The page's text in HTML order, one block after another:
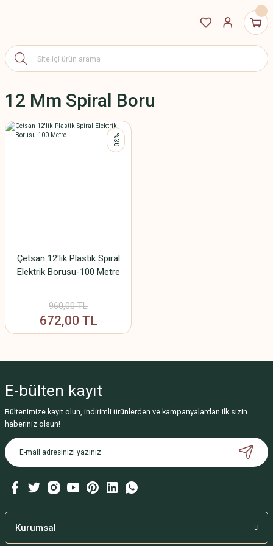
12 Mm Spiral Boru
%30
Çetsan 12'lik Plastik Spiral
Elektrik Borusu-100 Metre
960,00 TL
672,00 TL
E-bülten kayıt
Bültenimize kayıt olun, indirimli ürünlerden ve kampanyalardan ilk sizin
haberiniz olsun!
Kurumsal